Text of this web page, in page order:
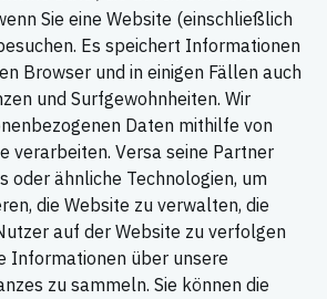
Sie eine Website (einschließlich
Es speichert Informationen
Browser und in einigen Fällen auch
und Surfgewohnheiten. Wir
Daten mithilfe von
verarbeiten. Versa seine Partner
oder ähnliche Technologien, um
die Website zu verwalten, die
auf der Website zu verfolgen
Informationen über unsere
zu sammeln. Sie können die